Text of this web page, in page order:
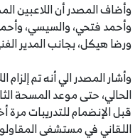
وأضاف المصدر أن اللاعبين
وأحمد فتحي، والسيسي،
ورضا هيكل، بجانب المدير
وأشار المصدر الي أنه تم
الحالي، حتى موعد المسحة
قبل الإنضمام للتدريبات مرة
اللقاني في مستشفى